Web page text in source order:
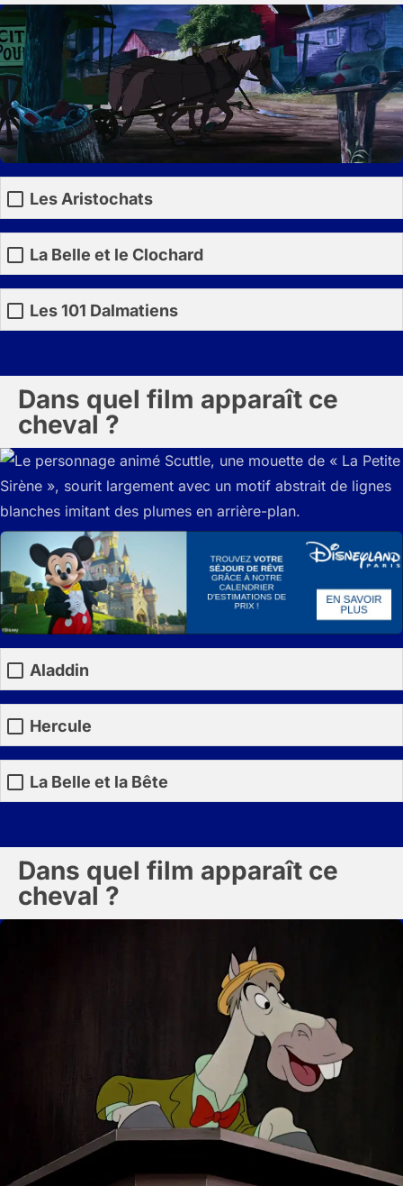
Les Aristochats
La Belle et le Clochard
Les 101 Dalmatiens
Dans quel film apparaît ce
cheval ?
Aladdin
Hercule
La Belle et la Bête
Dans quel film apparaît ce
cheval ?